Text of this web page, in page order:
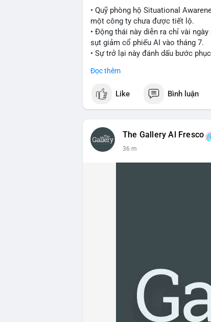
• Quỹ phòng hộ Situational
một công ty chưa được tiết lộ.
• Động thái này diễn ra chỉ vài
sụt giảm cổ phiếu AI vào tháng 7.
• Sự trở lại này đánh dấu bước
#cryptonews
$btc $eth
📰 Nguồn: Cointelegraph
Đọc thêm
Like Bình luận
The Gallery Al Fresco
36 m